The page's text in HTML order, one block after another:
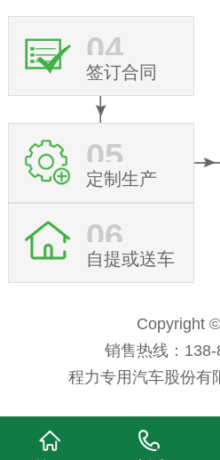
04
签订合同
05
定制生产
06
自提或送车
Copyright
销售热线：
程力专用汽车股份有